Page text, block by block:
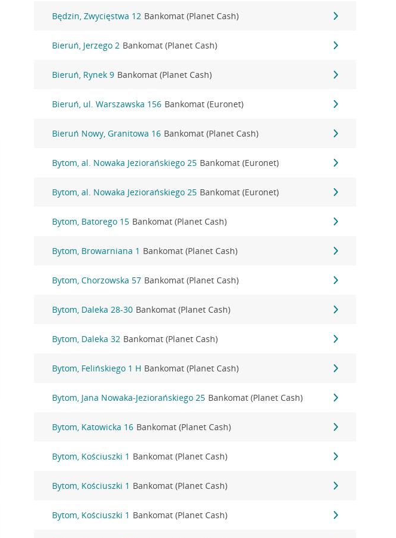
Będzin, Zwycięstwa 12 Bankomat (Planet Cash)
Bieruń, Jerzego 2 Bankomat (Planet Cash)
Bieruń, Rynek 9 Bankomat (Planet Cash)
Bieruń, ul. Warszawska 156 Bankomat (Euronet)
Bieruń Nowy, Granitowa 16 Bankomat (Planet Cash)
Bytom, al. Nowaka Jeziorańskiego 25 Bankomat (Euronet)
Bytom, al. Nowaka Jeziorańskiego 25 Bankomat (Euronet)
Bytom, Batorego 15 Bankomat (Planet Cash)
Bytom, Browarniana 1 Bankomat (Planet Cash)
Bytom, Chorzowska 57 Bankomat (Planet Cash)
Bytom, Daleka 28-30 Bankomat (Planet Cash)
Bytom, Daleka 32 Bankomat (Planet Cash)
Bytom, Felińskiego 1 H Bankomat (Planet Cash)
Bytom, Jana Nowaka-Jeziorańskiego 25 Bankomat (Planet Cash)
Bytom, Katowicka 16 Bankomat (Planet Cash)
Bytom, Kościuszki 1 Bankomat (Planet Cash)
Bytom, Kościuszki 1 Bankomat (Planet Cash)
Bytom, Kościuszki 1 Bankomat (Planet Cash)